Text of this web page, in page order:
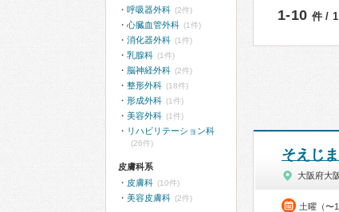
1-10 件 /
そえじ
大阪府大
土曜（〜
呼吸器外科 (2件)
心臓血管外科 (1件)
消化器外科 (1件)
乳腺科 (1件)
脳神経外科 (2件)
整形外科 (18件)
形成外科 (1件)
美容外科 (1件)
リハビリテーション科
(26件)
皮膚科系
皮膚科 (10件)
美容皮膚科 (2件)